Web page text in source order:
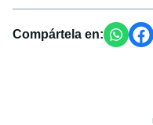
Compártela en: